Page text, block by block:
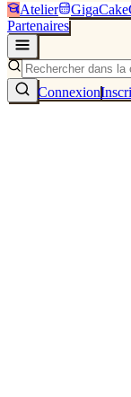
Atelier
Partenaires
Connexion